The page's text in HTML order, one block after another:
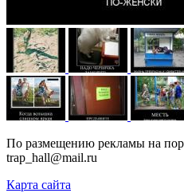
По размещению рекламы на
trap_hall@mail.ru
Карта сайта